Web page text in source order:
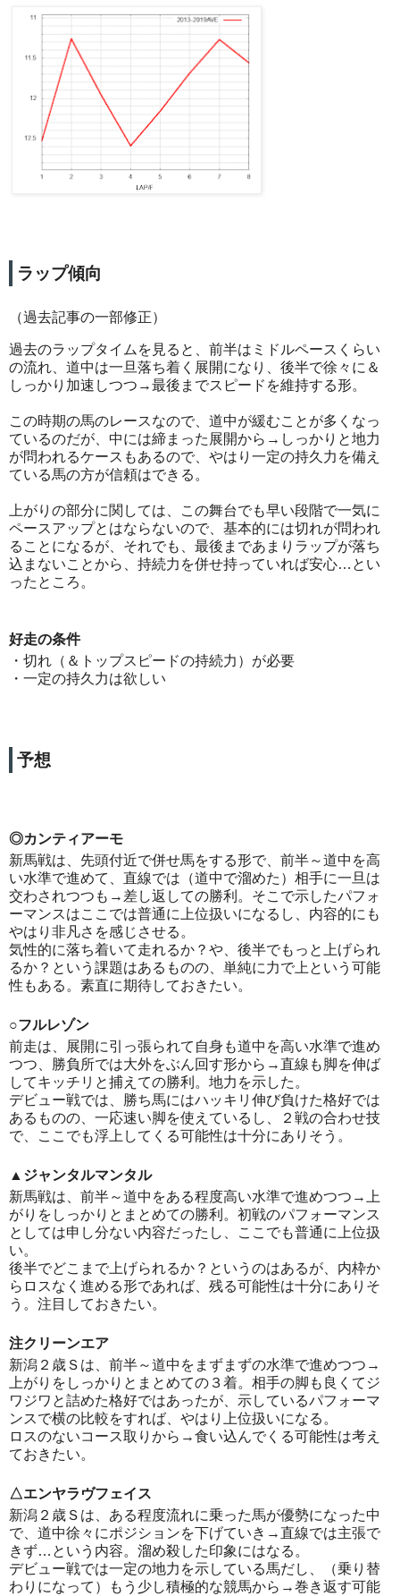
ラップ傾向
（過去記事の一部修正）
過去のラップタイムを見ると、前半はミドルペースくらい
の流れ、道中は一旦落ち着く展開になり、後半で徐々に＆
しっかり加速しつつ→最後までスピードを維持する形。
この時期の馬のレースなので、道中が緩むことが多くなっ
ているのだが、中には締まった展開から→しっかりと地力
が問われるケースもあるので、やはり一定の持久力を備え
ている馬の方が信頼はできる。
上がりの部分に関しては、この舞台でも早い段階で一気に
ペースアップとはならないので、基本的には切れが問われ
ることになるが、それでも、最後まであまりラップが落ち
込まないことから、持続力を併せ持っていれば安心…とい
ったところ。
好走の条件
・切れ（＆トップスピードの持続力）が必要
・一定の持久力は欲しい
予想
◎カンティアーモ
新馬戦は、先頭付近で併せ馬をする形で、前半～道中を高
い水準で進めて、直線では（道中で溜めた）相手に一旦は
交わされつつも→差し返しての勝利。そこで示したパフォ
ーマンスはここでは普通に上位扱いになるし、内容的にも
やはり非凡さを感じさせる。
気性的に落ち着いて走れるか？や、後半でもっと上げられ
るか？という課題はあるものの、単純に力で上という可能
性もある。素直に期待しておきたい。
○フルレゾン
前走は、展開に引っ張られて自身も道中を高い水準で進め
つつ、勝負所では大外をぶん回す形から→直線も脚を伸ば
してキッチリと捕えての勝利。地力を示した。
デビュー戦では、勝ち馬にはハッキリ伸び負けた格好では
あるものの、一応速い脚を使えているし、２戦の合わせ技
で、ここでも浮上してくる可能性は十分にありそう。
▲ジャンタルマンタル
新馬戦は、前半～道中をある程度高い水準で進めつつ→上
がりをしっかりとまとめての勝利。初戦のパフォーマンス
としては申し分ない内容だったし、ここでも普通に上位扱
い。
後半でどこまで上げられるか？というのはあるが、内枠か
らロスなく進める形であれば、残る可能性は十分にありそ
う。注目しておきたい。
注クリーンエア
新潟２歳Ｓは、前半～道中をまずまずの水準で進めつつ→
上がりをしっかりとまとめての３着。相手の脚も良くてジ
ワジワと詰めた格好ではあったが、示しているパフォーマ
ンスで横の比較をすれば、やはり上位扱いになる。
ロスのないコース取りから→食い込んでくる可能性は考え
ておきたい。
△エンヤラヴフェイス
新潟２歳Ｓは、ある程度流れに乗った馬が優勢になった中
で、道中徐々にポジションを下げていき→直線では主張で
きず…という内容。溜め殺した印象にはなる。
デビュー戦では一定の地力を示している馬だし、（乗り替
わりになって）もう少し積極的な競馬から→巻き返す可能